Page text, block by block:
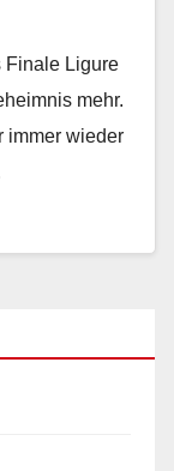
Finale Ligure
mehr.
immer wieder